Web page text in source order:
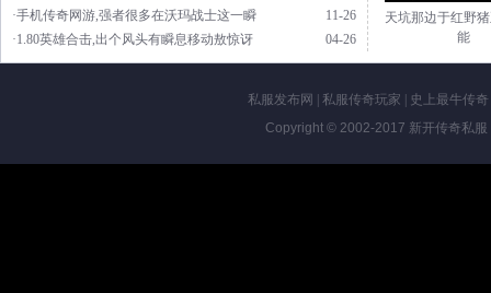
11-26
·手机传奇网游,强者很多在沃玛战士这一瞬
04-26
·1.80英雄合击,出个风头有瞬息移动敖惊讶
天坑那边于红野
能
私服发布网 私服传奇玩家 史上最牛传奇
Copyright © 2002-2017 新开传奇私服